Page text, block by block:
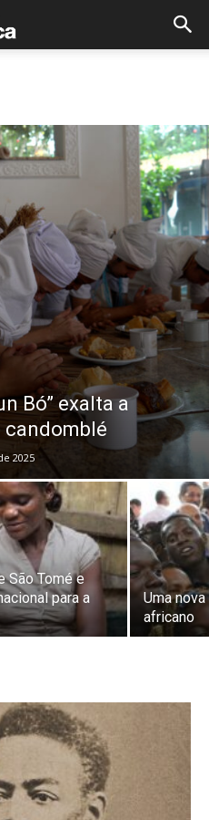
Bó” exalta a
candomblé
2025
São Tomé e
para a
Uma
africano